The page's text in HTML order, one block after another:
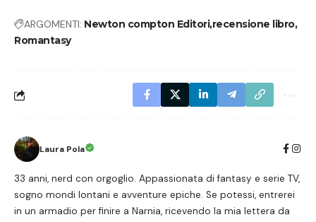
ARGOMENTI: Newton compton Editorirecensione libro
Romantasy
Laura Pola
33 anni, nerd con orgoglio. Appassionata di fantasy e serie TV,
sogno mondi lontani e avventure epiche. Se potessi, entrerei
in un armadio per finire a Narnia, ricevendo la mia lettera da